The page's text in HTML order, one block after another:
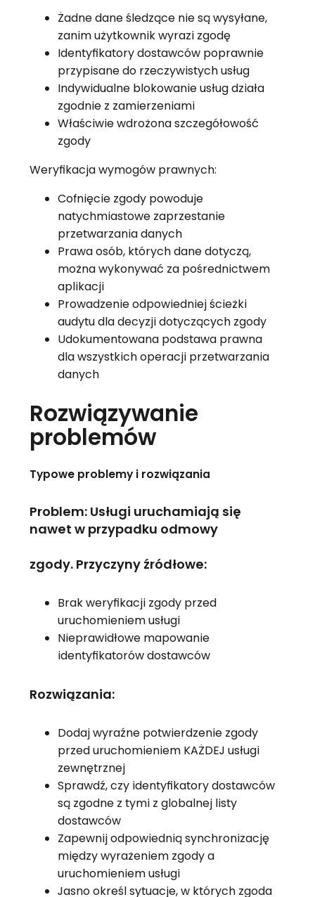
Żadne dane śledzące nie są wysyłane,
zanim użytkownik wyrazi zgodę
Identyfikatory dostawców poprawnie
przypisane do rzeczywistych usług
Indywidualne blokowanie usług działa
zgodnie z zamierzeniami
Właściwie wdrożona szczegółowość
zgody
Weryfikacja wymogów prawnych:
Cofnięcie zgody powoduje
natychmiastowe zaprzestanie
przetwarzania danych
Prawa osób, których dane dotyczą,
można wykonywać za pośrednictwem
aplikacji
Prowadzenie odpowiedniej ścieżki
audytu dla decyzji dotyczących zgody
Udokumentowana podstawa prawna
dla wszystkich operacji przetwarzania
danych
Rozwiązywanie
problemów
Typowe problemy i rozwiązania
Problem: Usługi uruchamiają się
nawet w przypadku odmowy
zgody. Przyczyny źródłowe:
Brak weryfikacji zgody przed
uruchomieniem usługi
Nieprawidłowe mapowanie
identyfikatorów dostawców
Rozwiązania:
Dodaj wyraźne potwierdzenie zgody
przed uruchomieniem KAŻDEJ usługi
zewnętrznej
Sprawdź, czy identyfikatory dostawców
są zgodne z tymi z globalnej listy
dostawców
Zapewnij odpowiednią synchronizację
między wyrażeniem zgody a
uruchomieniem usługi
Jasno określ sytuacje, w których zgoda